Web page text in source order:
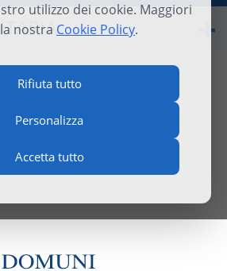
utilizzo dei cookie. Maggiori
nostra Cookie Policy.
Rifiuta tutto
Personalizza
Accetta tutto